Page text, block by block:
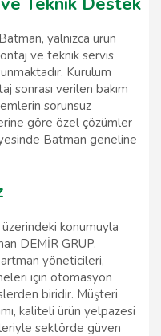
yalnızca ürün
ve teknik servis
Kurulum
sonrası verilen bakım
sorunsuz
göre özel çözümler
Batman geneline
konumuyla
DEMİR GRUP,
yöneticileri,
için otomasyon
biridir. Müşteri
kaliteli ürün yelpazesi
sektörde güven